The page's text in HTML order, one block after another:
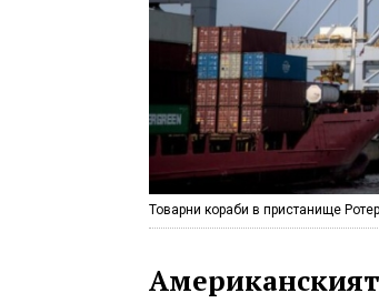
Товарни кораби в пристанище